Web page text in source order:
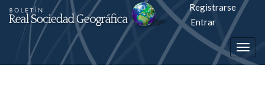
Salto
rápiso
a
Registrarse
Entrar